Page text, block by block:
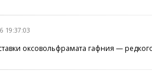
19:37:03
оксовольфрамата гафния —